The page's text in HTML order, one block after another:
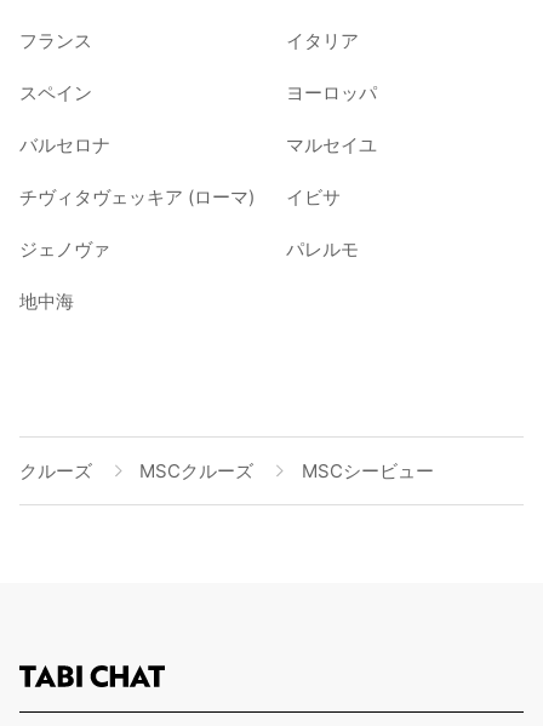
フランス イタリア
スペイン ヨーロッパ
バルセロナ マルセイユ
チヴィタヴェッキア (ローマ) イビサ
ジェノヴァ パレルモ
地中海
クルーズ MSCクルーズ MSCシービュー